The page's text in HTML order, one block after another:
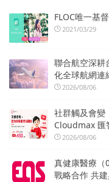
FLOC唯一基
2021/03/29
聯合航空深耕
化全球航網連
2026/08/06
社群觸及會變
Cloudmax 匯
2026/08/06
真健康醫療（
戰略合作 共